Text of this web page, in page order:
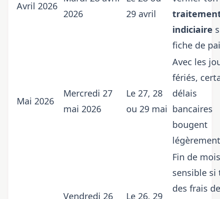
Avril 2026
2026
29 avril
indiciaire
fiche de
Mai 2026
Mercredi 27
mai 2026
Le 27, 28
ou 29 mai
Avec les
fériés,
délais
bancaires
bougent
Vendredi 26
Le 26, 29
Fin de mois
sensible si
des frais de